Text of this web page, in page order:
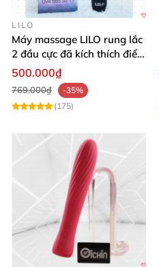
LILO
Máy massage LILO rung lắc
2 đầu cực đã kích thích điểm
G âm đạo
500.000₫
769.000₫
-35%
(175)